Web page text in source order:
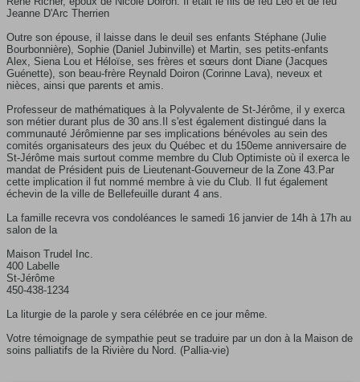
Jeanne D'Arc Therrien
Outre son épouse, il laisse dans le deuil ses enfants Stéphane (Julie
Bourbonnière), Sophie (Daniel Jubinville) et Martin, ses petits-enfants
Alex, Siena Lou et Héloïse, ses frères et sœurs dont Diane (Jacques
Guénette), son beau-frère Reynald Doiron (Corinne Lava), neveux et
nièces, ainsi que parents et amis.
Professeur de mathématiques à la Polyvalente de St-Jérôme, il y exerca
son métier durant plus de 30 ans.Il s'est également distingué dans la
communauté Jérômienne par ses implications bénévoles au sein des
comités organisateurs des jeux du Québec et du 150eme anniversaire de
St-Jérôme mais surtout comme membre du Club Optimiste où il exerca le
mandat de Président puis de Lieutenant-Gouverneur de la Zone 43.Par
cette implication il fut nommé membre à vie du Club. Il fut également
échevin de la ville de Bellefeuille durant 4 ans.
La famille recevra vos condoléances le samedi 16 janvier de 14h à 17h au
salon de la
Maison Trudel Inc.
400 Labelle
St-Jérôme
450-438-1234
La liturgie de la parole y sera célébrée en ce jour même.
Votre témoignage de sympathie peut se traduire par un don à la Maison de
soins palliatifs de la Rivière du Nord. (Pallia-vie)